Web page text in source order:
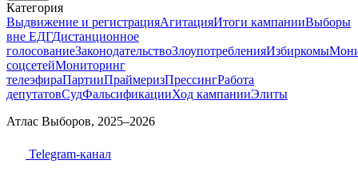
Категория
Выдвижение и регистрацияАгитацияИтоги кампанииВыборы
вне ЕДГДистанционное
голосованиеЗаконодательствоЗлоупотребленияИзбиркомы
соцсетейМониторинг
телеэфираПартииПраймеризПрессингРабота
депутатовСудФальсификацииХод кампанииЭлиты
Атлас Выборов, 2025–2026
Telegram-канал